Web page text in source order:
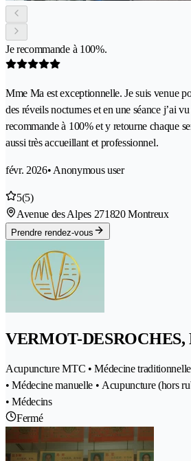
Je recommande à 100%.
Mme Ma est exceptionnelle. Je suis venue
des réveils nocturnes et en une séance j’ai
recommande à 100% et y retourne chaque
aussi très accueillant et professionnel.
févr. 2026• Anonymous user
5(5)
Avenue des Alpes 271820 Montreux
Prendre rendez-vous
VERMOT-
Acupuncture MTC • Médecine
• Médecine manuelle • Acupuncture (hors
• Médecins
Fermé